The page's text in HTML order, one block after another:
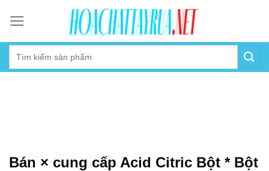
content
Bán × cung cấp Acid Citric Bột * Bột